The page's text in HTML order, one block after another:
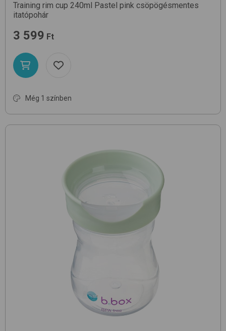
Training rim cup 240ml
Pastel pink csöpögésmentes
itatópohár
3 599 Ft
Még 1 színben